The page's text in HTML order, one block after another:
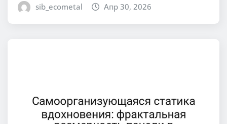
sib_ecometal Апр 30, 2026